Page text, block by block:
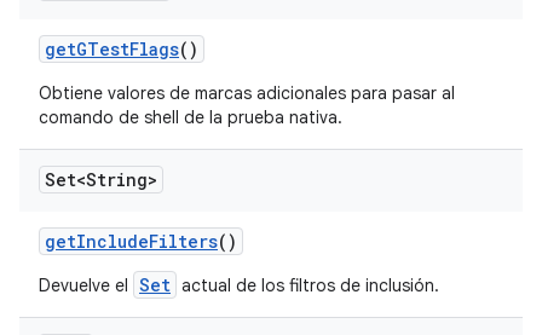
getGTestFlags()
Obtiene valores de marcas adicionales para pasar al
comando de shell de la prueba nativa.
Set<String>
getIncludeFilters()
Devuelve el Set actual de los filtros de inclusión.